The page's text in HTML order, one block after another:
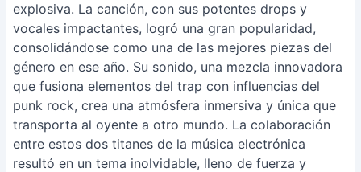
explosiva. La canción, con sus potentes drops y
vocales impactantes, logró una gran popularidad,
consolidándose como una de las mejores piezas del
género en ese año. Su sonido, una mezcla innovadora
que fusiona elementos del trap con influencias del
punk rock, crea una atmósfera inmersiva y única que
transporta al oyente a otro mundo. La colaboración
entre estos dos titanes de la música electrónica
resultó en un tema inolvidable, lleno de fuerza y